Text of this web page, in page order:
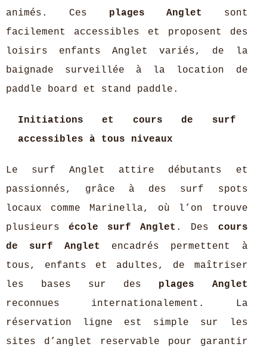
animés. Ces plages Anglet
sont
facilement accessibles et proposent des
loisirs enfants Anglet variés, de la
baignade surveillée à la location de
paddle board et stand paddle.
Initiations et cours de surf
accessibles à tous niveaux
Le surf Anglet attire débutants et
passionnés, grâce à des surf spots
locaux comme Marinella, où l’on trouve
plusieursécole surf Anglet . Des cours
de surf Anglet
encadrés permettent à
tous, enfants et adultes, de maîtriser
les bases sur des plages Anglet
reconnues internationalement. La
réservation ligne est simple sur les
sites d’anglet reservable pour garantir